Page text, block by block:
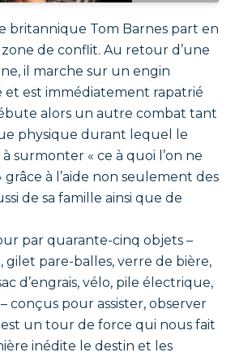
britannique Tom Barnes part en
de conflit. Au retour d’une
il marche sur un engin
et est immédiatement rapatrié
alors un autre combat tant
physique durant lequel le
surmonter « ce à quoi l’on ne
à l’aide non seulement des
de sa famille ainsi que de
par quarante-cinq objets –
gilet pare-balles, verre de bière,
d’engrais, vélo, pile électrique,
conçus pour assister, observer
un tour de force qui nous fait
inédite le destin et les